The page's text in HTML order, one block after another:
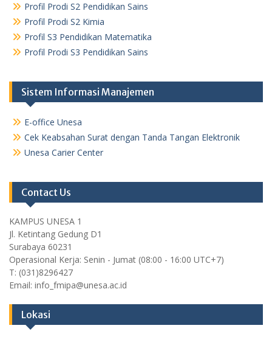
Profil Prodi S2 Pendidikan Sains
Profil Prodi S2 Kimia
Profil S3 Pendidikan Matematika
Profil Prodi S3 Pendidikan Sains
Sistem Informasi Manajemen
E-office Unesa
Cek Keabsahan Surat dengan Tanda Tangan Elektronik
Unesa Carier Center
Contact Us
KAMPUS UNESA 1
Jl. Ketintang Gedung D1
Surabaya 60231
Operasional Kerja: Senin - Jumat (08:00 - 16:00 UTC+7)
T: (031)8296427
Email: info_fmipa@unesa.ac.id
Lokasi